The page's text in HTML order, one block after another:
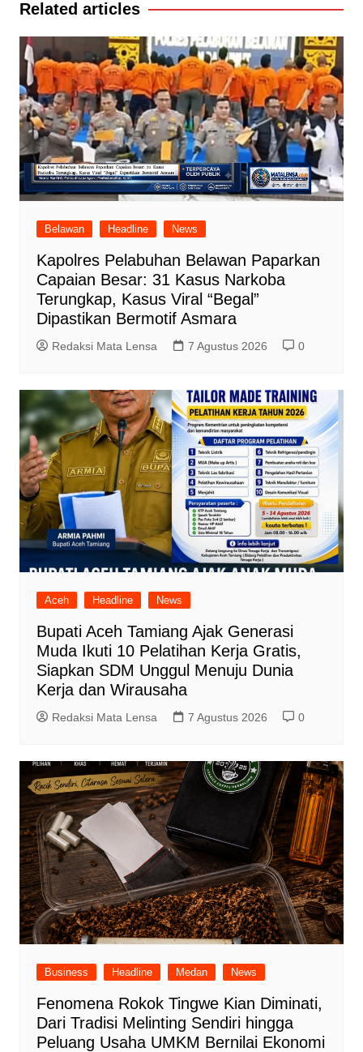
Related articles
Belawan Headline News
Kapolres Pelabuhan Belawan Paparkan
Capaian Besar: 31 Kasus Narkoba
Terungkap, Kasus Viral “Begal”
Dipastikan Bermotif Asmara
Redaksi Mata Lensa 7 Agustus 2026 0
Aceh Headline News
Bupati Aceh Tamiang Ajak Generasi
Muda Ikuti 10 Pelatihan Kerja Gratis,
Siapkan SDM Unggul Menuju Dunia
Kerja dan Wirausaha
Redaksi Mata Lensa 7 Agustus 2026 0
Business Headline Medan News
Fenomena Rokok Tingwe Kian Diminati,
Dari Tradisi Melinting Sendiri hingga
Peluang Usaha UMKM Bernilai Ekonomi